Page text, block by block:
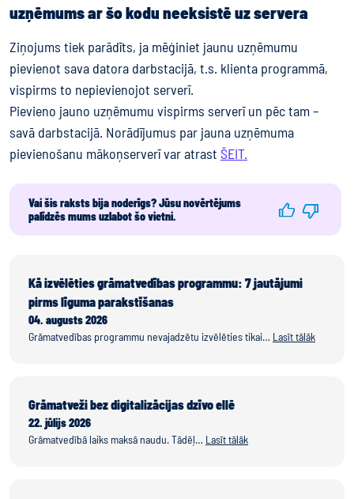
uzņēmums ar šo kodu neeksistē uz servera
Ziņojums tiek parādīts, ja mēģiniet jaunu uzņēmumu
pievienot sava datora darbstacijā, t.s. klienta programmā,
vispirms to nepievienojot serverī.
Pievieno jauno uzņēmumu vispirms serverī un pēc tam –
savā darbstacijā. Norādījumus par jauna uzņēmuma
pievienošanu mākoņserverī var atrast ŠEIT.
Vai šis raksts bija noderīgs? Jūsu novērtējums
palīdzēs mums uzlabot šo vietni.
Kā izvēlēties grāmatvedības programmu: 7 jautājumi
pirms līguma parakstīšanas
04. augusts 2026
Grāmatvedības programmu nevajadzētu izvēlēties tikai… Lasīt tālāk
Grāmatveži bez digitalizācijas dzīvo ellē
22. jūlijs 2026
Grāmatvedībā laiks maksā naudu. Tādēļ… Lasīt tālāk